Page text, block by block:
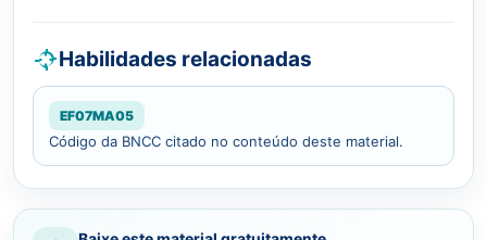
Habilidades relacionadas
EF07MA05
Código da BNCC citado no conteúdo deste material.